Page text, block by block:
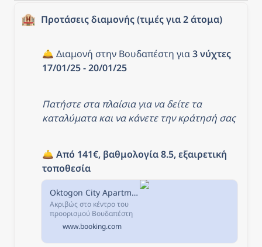
🏨 Προτάσεις διαμονής (τιμές για 2 άτομα)
🛎️ Διαμονή στην Βουδαπέστη για 3 νύχτες
17/01/25 - 20/01/25
Πατήστε στα πλαίσια για να δείτε τα
καταλύματα και να κάνετε την κράτησή σας
🛎️ Από 141€, βαθμολογία 8.5, εξαιρετική
τοποθεσία
Oktogon City Apartment, Βουδαπέστη, Ουγγαρία
Ακριβώς στο κέντρο του
προορισμού Βουδαπέστη
και σε απόσταση 200μ από
το σημείο ενδιαφέροντος
Το Σπίτι του Τρόμου, το
www.booking.com